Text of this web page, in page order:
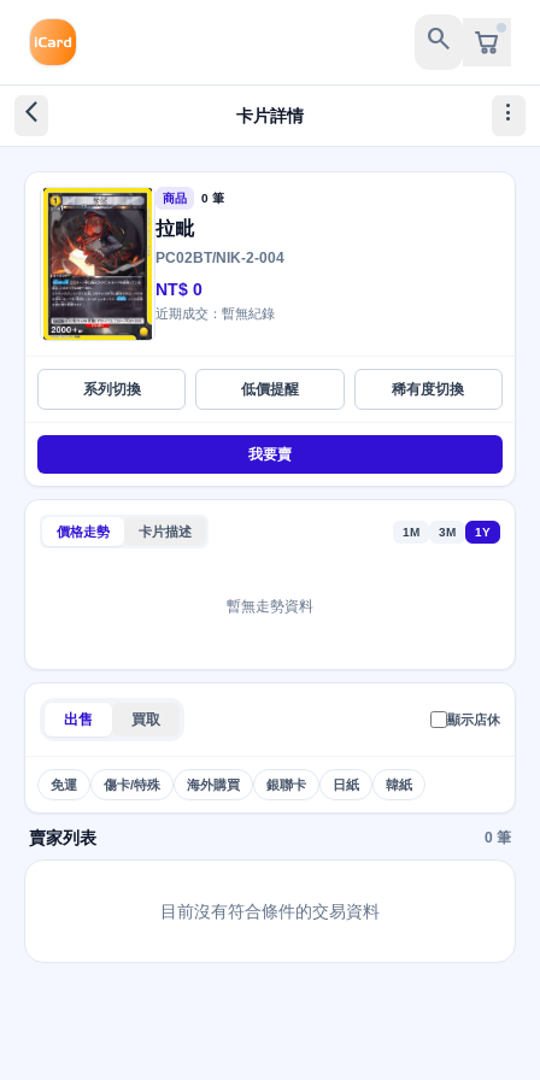
search
arrow_back_ios_new 卡片詳情 more_vert
商品 0 筆
拉毗
PC02BT/NIK-2-004
NT$ 0
近期成交：暫無紀錄
系列切換 低價提醒 稀有度切換
我要賣
價格走勢 卡片描述 1M 3M 1Y
暫無走勢資料
出售 買取 顯示店休
免運 傷卡/特殊 海外購買 銀聯卡 日紙 韓紙
賣家列表 0 筆
目前沒有符合條件的交易資料